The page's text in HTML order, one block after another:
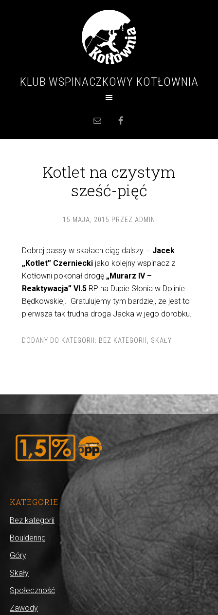
KLUB WSPINACZKOWY KOTŁOWNIA
Kotlet na czystym
sześć-pięć
15 MAJA, 2015 PRZEZ ADMIN
Dobrej passy w skałach ciąg dalszy – Jacek
„Kotlet” Czernieckijako kolejny wspinacz z
Kotłowni pokonał drogę „Murarz IV –
Reaktywacja” VI.5 RP na Dupie Słonia w Dolinie
Będkowskiej. Gratulujemy tym bardziej, ze jest to
pierwsza tak trudna droga Jacka w jego dorobku.
DODANY DO KATEGORII: BEZ KATEGORII SKAŁY
KATEGORIE
Bez kategorii
Bouldering
Góry
Skały
Społeczność
Zawody